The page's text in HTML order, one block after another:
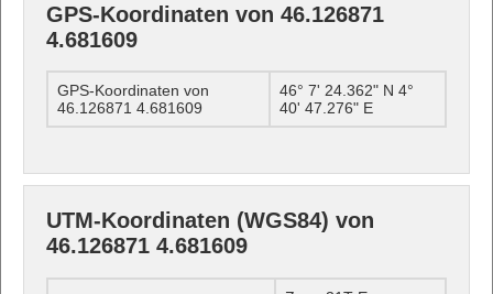
GPS-Koordinaten von 46.126871
4.681609
GPS-Koordinaten von
46.126871 4.681609
46° 7' 24.362" N 4°
40' 47.276" E
UTM-Koordinaten (WGS84) von
46.126871 4.681609